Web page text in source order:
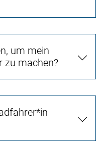
um mein
zu machen?